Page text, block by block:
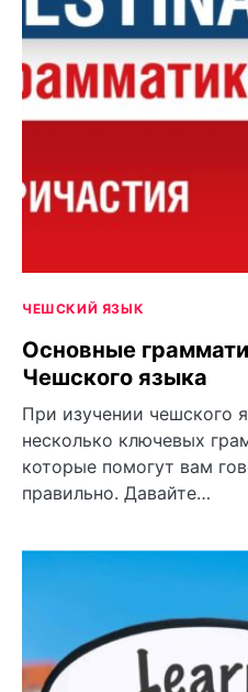
ЧЕШСКИЙ ЯЗЫК
Основные
Чешского языка
При изучении чешского
несколько ключевых
которые помогут вам
правильно. Давайте…